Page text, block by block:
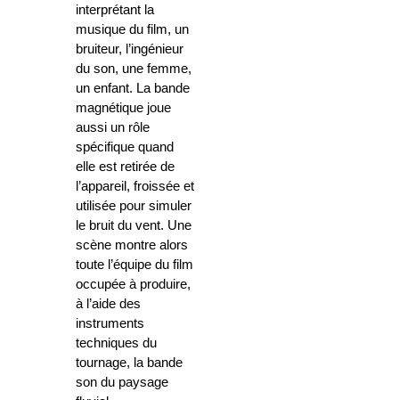
interprétant la
musique du film, un
bruiteur, l’ingénieur
du son, une femme,
un enfant. La bande
magnétique joue
aussi un rôle
spécifique quand
elle est retirée de
l’appareil, froissée et
utilisée pour simuler
le bruit du vent. Une
scène montre alors
toute l’équipe du film
occupée à produire,
à l’aide des
instruments
techniques du
tournage, la bande
son du paysage